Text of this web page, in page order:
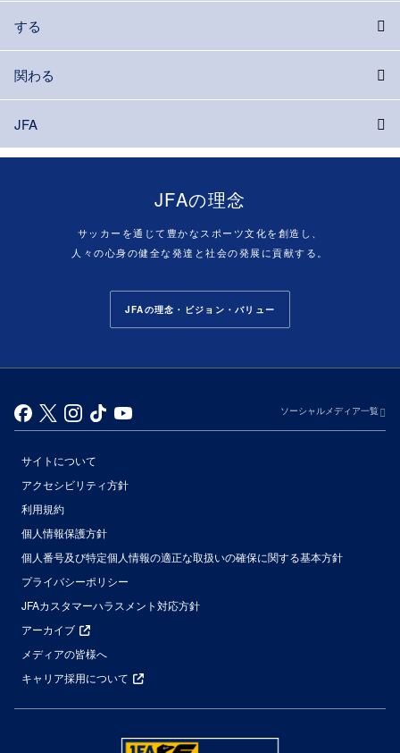
する
関わる
JFA
JFAの理念
サッカーを通じて豊かなスポーツ文化を創造し、
人々の心身の健全な発達と社会の発展に貢献する。
JFAの理念・ビジョン・バリュー
ソーシャルメディア一覧
サイトについて
アクセシビリティ方針
利用規約
個人情報保護方針
個人番号及び特定個人情報の適正な取扱いの確保に関する基本方針
プライバシーポリシー
JFAカスタマーハラスメント対応方針
アーカイブ
メディアの皆様へ
キャリア採用について